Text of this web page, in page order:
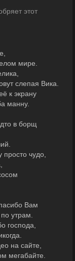
этот
мире.
слепая Вика.
к экрану
манну.
в борщ
просто чудо,
Вам
утрам.
господа,
на сайте,
мегабайте.